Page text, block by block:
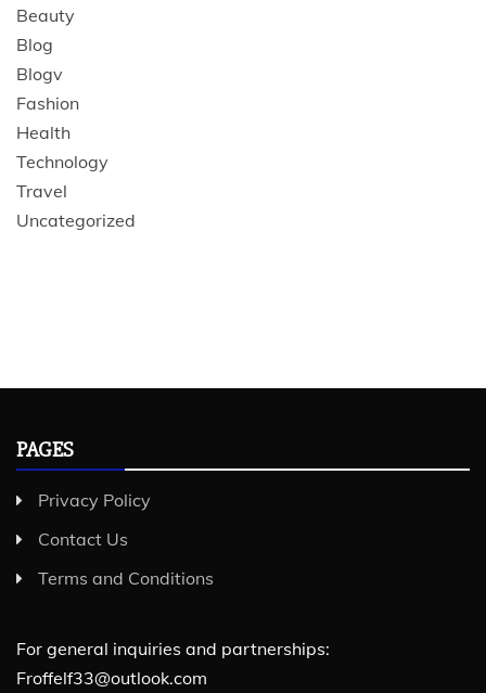
Beauty
Blog
Blogv
Fashion
Health
Technology
Travel
Uncategorized
PAGES
Privacy Policy
Contact Us
Terms and Conditions
For general inquiries and partnerships:
Froffelf33@outlook.com